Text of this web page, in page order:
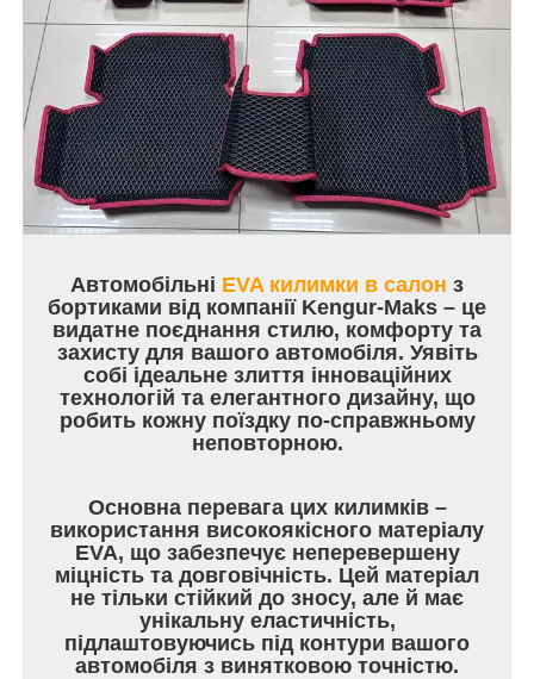
Автомобільні EVA килимки в салон з
бортиками від компанії Kengur-Maks – це
видатне поєднання стилю, комфорту та
захисту для вашого автомобіля. Уявіть
собі ідеальне злиття інноваційних
технологій та елегантного дизайну, що
робить кожну поїздку по-справжньому
неповторною.
Основна перевага цих килимків –
використання високоякісного матеріалу
EVA, що забезпечує неперевершену
міцність та довговічність. Цей матеріал
не тільки стійкий до зносу, але й має
унікальну еластичність,
підлаштовуючись під контури вашого
автомобіля з винятковою точністю.